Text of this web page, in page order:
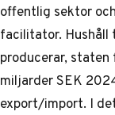
offentlig sektor
facilitator. Hushåll
producerar,
miljarder SEK
export/import. I